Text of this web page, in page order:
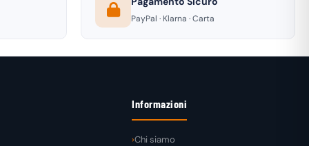
PayPal · Klarna · Carta
Informazioni
Chi siamo